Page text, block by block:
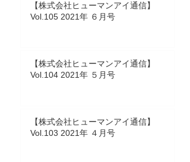
【株式会社ヒューマンアイ通信】
Vol.105 2021年 ６月号
【株式会社ヒューマンアイ通信】
Vol.104 2021年 ５月号
【株式会社ヒューマンアイ通信】
Vol.103 2021年 ４月号